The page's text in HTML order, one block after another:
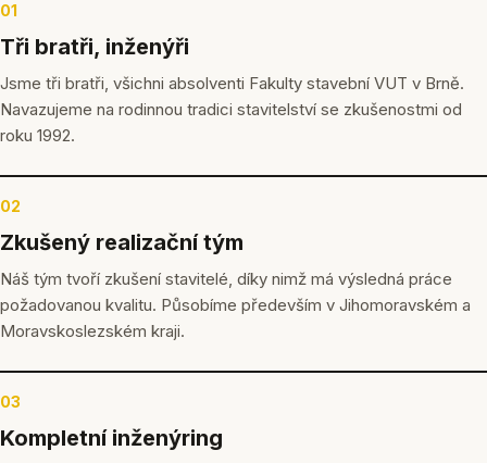
01
Tři bratři, inženýři
Jsme tři bratři, všichni absolventi Fakulty stavební VUT v Brně.
Navazujeme na rodinnou tradici stavitelství se zkušenostmi od
roku 1992.
02
Zkušený realizační tým
Náš tým tvoří zkušení stavitelé, díky nimž má výsledná práce
požadovanou kvalitu. Působíme především v Jihomoravském a
Moravskoslezském kraji.
03
Kompletní inženýring